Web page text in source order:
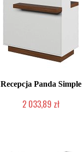
Recepcja Panda Simple
2 033,89 zł